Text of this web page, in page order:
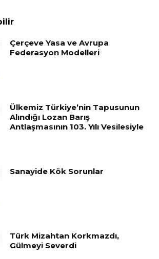
Çerçeve Yasa ve Avrupa
Federasyon Modelleri
Ülkemiz Türkiye’nin Tapusunun
Alındığı Lozan Barış
Antlaşmasının 103. Yılı Vesilesiyle
Sanayide Kök Sorunlar
Türk Mizahtan Korkmazdı,
Gülmeyi Severdi